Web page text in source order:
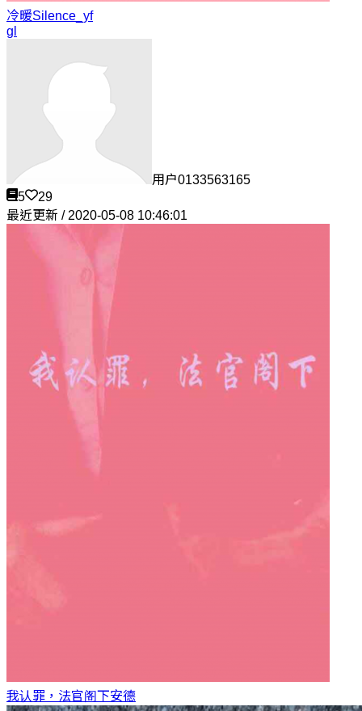
冷暖Silence_yf
gl
用户0133563165
5
29
最近更新 / 2020-05-08 10:46:01
我认罪，法官阁下安德